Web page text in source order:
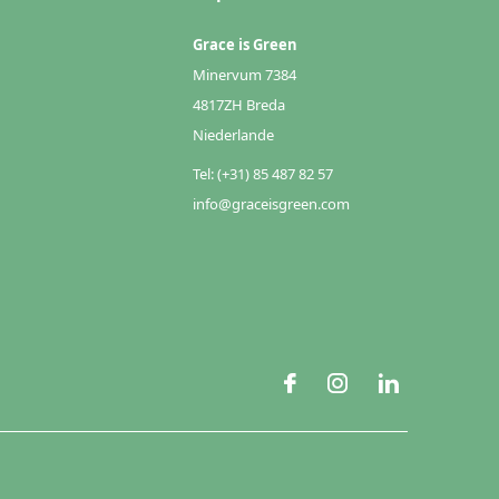
Grace is Green
Minervum 7384
4817ZH Breda
Niederlande
Tel: (+31) 85 487 82 57
info@graceisgreen.com